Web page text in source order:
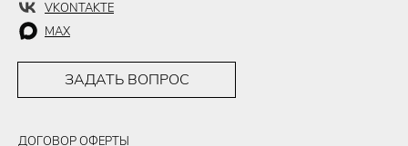
VKONTAKTE
MAX
ДОГОВОР ОФЕРТЫ
ЗАДАТЬ ВОПРОС